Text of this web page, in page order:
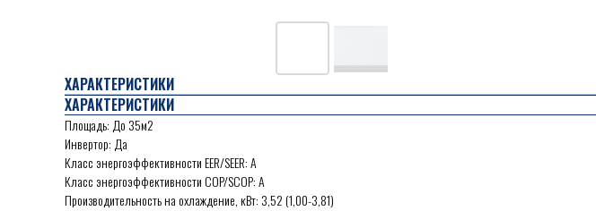
ХАРАКТЕРИСТИКИ
ХАРАКТЕРИСТИКИ
Площадь: До 35м2
Инвертор: Да
Класс энергоэффективности EER/SEER: А
Класс энергоэффективности COP/SCOP: А
Производительность на охлаждение, кВт: 3,52 (1,00-3,81)